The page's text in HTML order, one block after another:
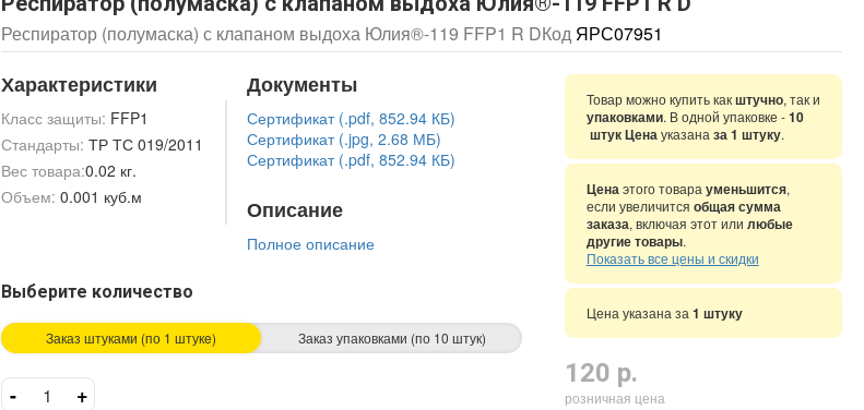
Респиратор (полумаска) с клапаном выдоха Юлия®-119 FFP1 R DКод ЯРС07951
Характеристики
Класс защиты: FFP1
Стандарты: ТР ТС 019/2011
Вес товара:0.02 кг.
Объем: 0.001 куб.м
Документы
Сертификат (.pdf, 852.94 КБ)
Сертификат (.jpg, 2.68 МБ)
Сертификат (.pdf, 852.94 КБ)
Описание
Полное описание
Выберите количество
Заказ штуками (по 1 штукe) Заказ упаковками (по 10 штук)
- +
Товар можно купить какштучно, так и
упаковками. В одной упаковке -10
штук Ценауказана за 1 штуку.
Ценаэтого товара уменьшится,
если увеличится общая сумма
заказа, включая этот или любые
другие товары.
Показать все цены и скидки
Цена указана за 1 штуку
120 р.
розничная цена